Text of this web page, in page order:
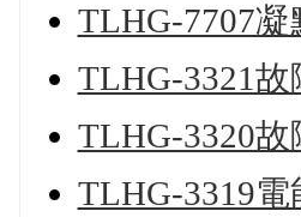
TLHG-7707
TLHG-3321
TLHG-3320
TLHG-3319